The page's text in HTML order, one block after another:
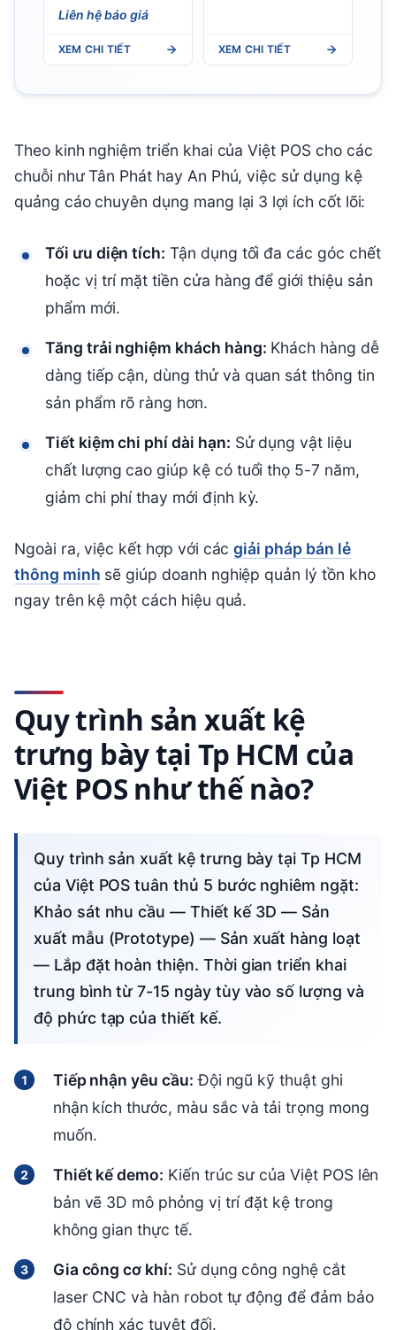
Liên hệ báo giá
XEM CHI TIẾT XEM CHI TIẾT
Theo kinh nghiệm triển khai của Việt POS cho các
chuỗi như Tân Phát hay An Phú, việc sử dụng kệ
quảng cáo chuyên dụng mang lại 3 lợi ích cốt lõi:
Tối ưu diện tích: Tận dụng tối đa các góc chết
hoặc vị trí mặt tiền cửa hàng để giới thiệu sản
phẩm mới.
Tăng trải nghiệm khách hàng: Khách hàng dễ
dàng tiếp cận, dùng thử và quan sát thông tin
sản phẩm rõ ràng hơn.
Tiết kiệm chi phí dài hạn: Sử dụng vật liệu
chất lượng cao giúp kệ có tuổi thọ 5-7 năm,
giảm chi phí thay mới định kỳ.
Ngoài ra, việc kết hợp với cácgiải pháp bán lẻ
thông minh sẽ giúp doanh nghiệp quản lý tồn kho
ngay trên kệ một cách hiệu quả.
Quy trình sản xuất kệ
trưng bày tại Tp HCM của
Việt POS như thế nào?
Quy trình sản xuất kệ trưng bày tại Tp HCM
của Việt POS tuân thủ 5 bước nghiêm ngặt:
Khảo sát nhu cầu — Thiết kế 3D — Sản
xuất mẫu (Prototype) — Sản xuất hàng loạt
— Lắp đặt hoàn thiện. Thời gian triển khai
trung bình từ 7-15 ngày tùy vào số lượng và
độ phức tạp của thiết kế.
Tiếp nhận yêu cầu: Đội ngũ kỹ thuật ghi
nhận kích thước, màu sắc và tải trọng mong
muốn.
Thiết kế demo: Kiến trúc sư của Việt POS lên
bản vẽ 3D mô phỏng vị trí đặt kệ trong
không gian thực tế.
Gia công cơ khí: Sử dụng công nghệ cắt
laser CNC và hàn robot tự động để đảm bảo
độ chính xác tuyệt đối.